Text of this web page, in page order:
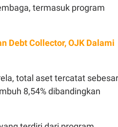
termasuk program
Debt Collector, OJK Dalami
total aset tercatat sebesar
8,54% dibandingkan